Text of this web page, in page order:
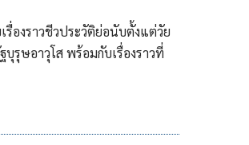
องราวชีวประวัติย่อนับตั้งแต่วัย
รุษอาวุโส พร้อมกับเรื่องราวที่